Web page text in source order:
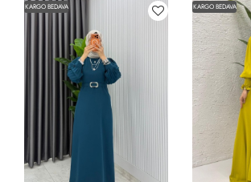
KARGO BEDAVA KARGO BEDAVA